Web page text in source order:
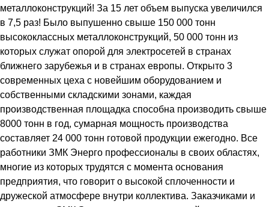
металлоконструкций! За 15 лет объем выпуска увеличился
в 7,5 раз! Было выпушенно свыше 150 000 тонн
высококлассных металлоконструкций, 50 000 тонн из
которых служат опорой для электросетей в странах
ближнего зарубежья и в странах европы. Открыто 3
современных цеха с новейшим оборудованием и
собственными складскими зонами, каждая
производственная площадка способна производить свыше
8000 тонн в год, сумарная мощность производства
составляет 24 000 тонн готовой продукции ежегодно. Все
работники ЗМК Энерго профессионалы в своих областях,
многие из которых трудятся с момента основания
предприятия, что говорит о высокой сплоченности и
дружеской атмосфере внутри коллектива. Заказчиками и